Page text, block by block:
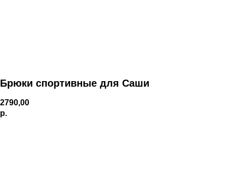
Брюки спортивные для Саши
2790,00
р.